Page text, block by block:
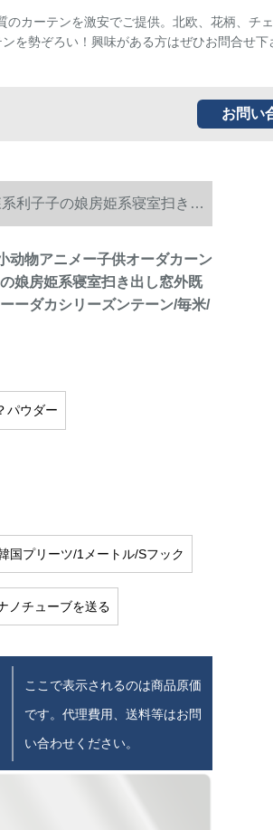
のカーテンを激安でご提供。北欧、花柄、チ
を勢ぞろい！興味がある方はぜひお問合せ下
お問い
利子子の娘房姫系寝室扫き出
动物アニメー子供オーダカーン
娘房姫系寝室扫き出し窓外既
ーダカシリーズンテーン/毎米/
パウダー
国プリーツ/1メートル/Sフック
ノチューブを送る
ここで表示されるのは商品原価
です。代理費用、送料等はお問
い合わせください。